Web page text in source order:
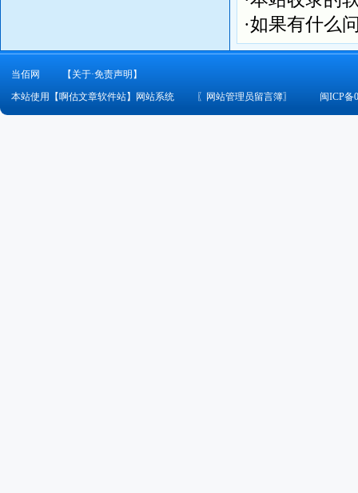
·如果有什么
当佰网
【关于·免责声明】
本站使用【啊估文章软件站】网站系统
〖 网站管理员留言簿〗 闽ICP备